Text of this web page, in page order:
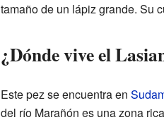
tamaño de un lápiz grande. Su
¿Dónde vive el
Este pez se encuentra en
del río Marañón es una zona